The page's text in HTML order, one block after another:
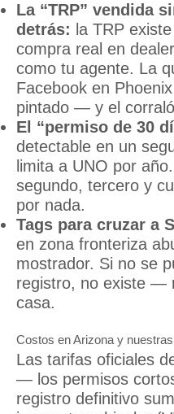
La “TRP” vendida
detrás: la TRP
compra real en
como tu agente. La
Facebook en
pintado — y el
El “permiso de 30
detectable en un
limita a UNO por
segundo, tercero y
por nada.
Tags para cruzar a
en zona fronteriza
mostrador. Si no se
registro, no existe —
casa.
Costos en Arizona y
Las tarifas oficiales
— los permisos
registro definitivo